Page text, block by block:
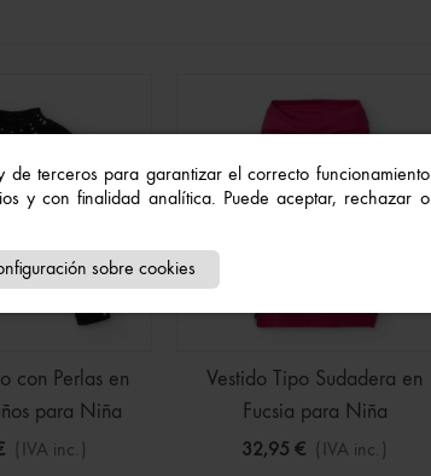
de terceros para garantizar el correcto funcionamiento
y con finalidad analítica. Puede aceptar, rechazar o
sobre cookies
con Perlas en
para Niña
(IVA inc.)
Vestido Tipo Sudadera en
Fucsia para Niña
32,95 € (IVA inc.)